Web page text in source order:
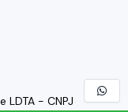
LDTA - CNPJ